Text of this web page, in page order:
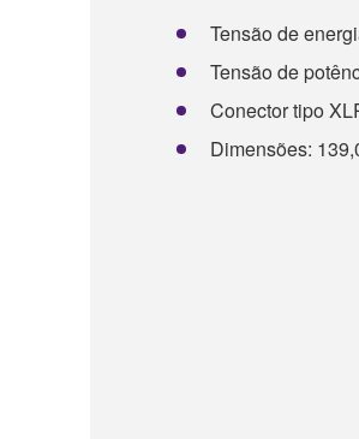
Tensão de
Tensão de
Conector tipo
Dimensões: